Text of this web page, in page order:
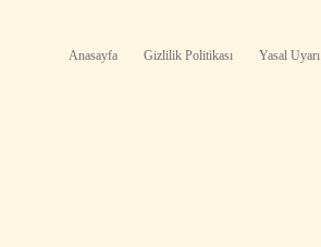
Anasayfa Gizlilik Politikası Yasal Uyarı